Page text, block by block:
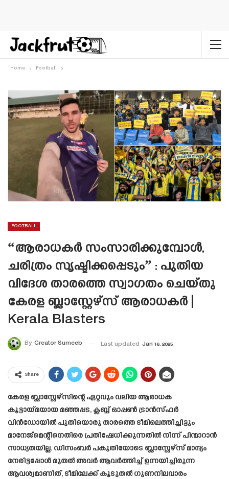
Home Football
FOOTBALL
“ആരാധകർ സംസാരിക്കുമ്പോൾ,
ചരിത്രം സൃഷ്ടിക്കപ്പെടും” : പുതിയ
വിദേശ താരത്തെ സ്വാഗതം ചെയ്‌തു
കേരള ബ്ലാസ്റ്റേഴ്‌സ് ആരാധകർ |
Kerala Blasters
By Creator Sumeeb Last updated Jan 16, 2025
Share
കേരള ബ്ലാസ്റ്റേഴ്‌സിന്റെ ഏറ്റവും വലിയ ആരാധക
കൂട്ടായ്മയായ മഞ്ഞപ്പട, ക്ലബ്ബ് ഓപ്പൺ ട്രാൻസ്ഫർ
വിൻഡോയിൽ പുതിയൊരു താരത്തെ ടീമിലെത്തിച്ചിട്ടും
മാനേജ്‌മെന്റിനെതിരെ പ്രതിഷേധിക്കുന്നതിൽ നിന്ന് പിന്മാറാൻ
സാധ്യതയില്ല. ഡിസംബർ പകുതിയോടെ ബ്ലാസ്റ്റേഴ്‌സ് മാന്ദ്യം
നേരിട്ടപ്പോൾ മുതൽ അവർ ആവർത്തിച്ച് ഉന്നയിച്ചിരുന്ന
ആവശ്യമാണിത്, ടീമിലേക്ക് കൂടുതൽ ഗുണനിലവാരം